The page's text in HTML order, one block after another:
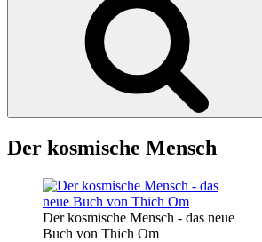
Der kosmische Mensch
Der kosmische Mensch - das neue
Buch von Thich Om